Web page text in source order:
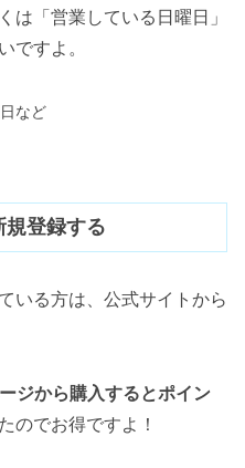
は「営業している日曜日」
ですよ。
など
規登録する
いる方は、公式サイトから
ジから購入するとポイン
のでお得ですよ！